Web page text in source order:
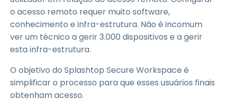
o acesso remoto requer muito software,
conhecimento e infra-estrutura. Não é incomum
ver um técnico a gerir 3.000 dispositivos e a gerir
esta infra-estrutura.
O objetivo do Splashtop Secure Workspace é
simplificar o processo para que esses usuários finais
obtenham acesso.